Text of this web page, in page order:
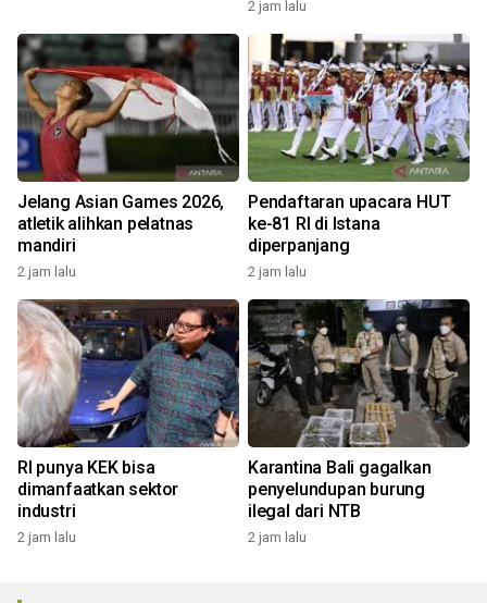
2 jam lalu
Jelang Asian Games 2026,
atletik alihkan pelatnas
mandiri
2 jam lalu
Pendaftaran upacara HUT
ke-81 RI di Istana
diperpanjang
2 jam lalu
RI punya KEK bisa
dimanfaatkan sektor
industri
2 jam lalu
Karantina Bali gagalkan
penyelundupan burung
ilegal dari NTB
2 jam lalu